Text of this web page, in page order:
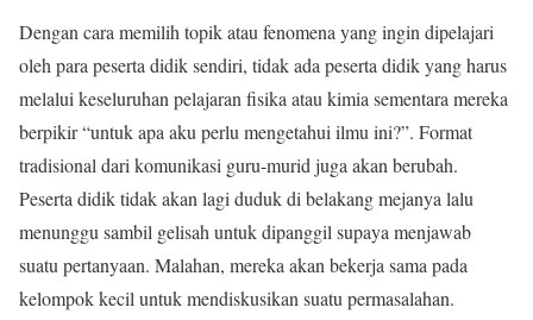
Dengan cara memilih topik atau fenomena yang ingin dipelajari
oleh para peserta didik sendiri, tidak ada peserta didik yang harus
melalui keseluruhan pelajaran fisika atau kimia sementara mereka
berpikir “untuk apa aku perlu mengetahui ilmu ini?”. Format
tradisional dari komunikasi guru-murid juga akan berubah.
Peserta didik tidak akan lagi duduk di belakang mejanya lalu
menunggu sambil gelisah untuk dipanggil supaya menjawab
suatu pertanyaan. Malahan, mereka akan bekerja sama pada
kelompok kecil untuk mendiskusikan suatu permasalahan.